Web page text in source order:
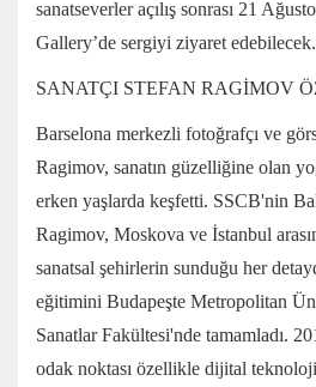
sanatseverler açılış sonrası 21
Gallery’de sergiyi ziyaret edebilecek.
SANATÇI STEFAN RAGİMOV
Barselona merkezli fotoğrafçı ve
Ragimov, sanatın güzelliğine olan
erken yaşlarda keşfetti. SSCB'nin
Ragimov, Moskova ve İstanbul
sanatsal şehirlerin sunduğu her
eğitimini Budapeşte Metropolitan
Sanatlar Fakültesi'nde tamamladı.
odak noktası özellikle dijital